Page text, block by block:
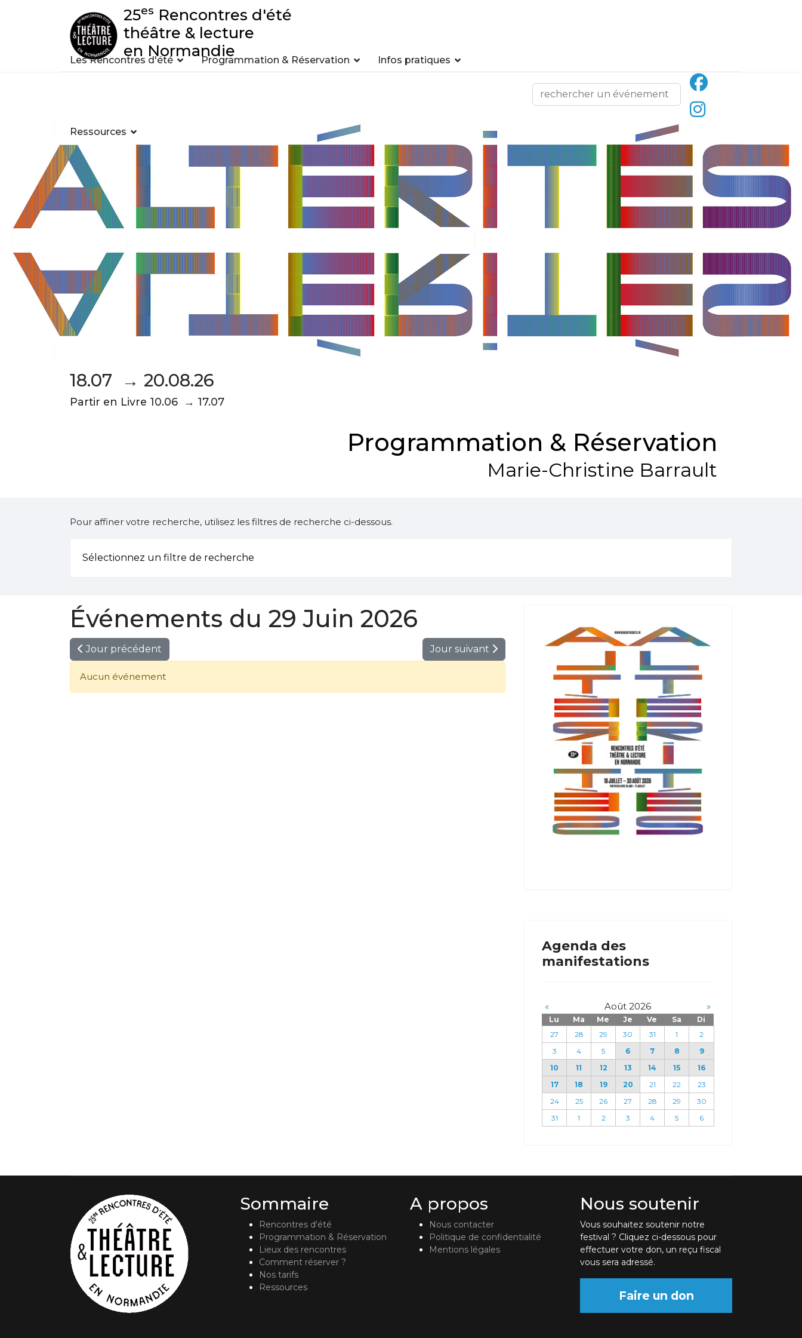
25es Rencontres d'été
théâtre & lecture
en Normandie
Les Rencontres d'été Programmation & Réservation Infos pratiques
Ressources
18.07 → 20.08.26
Partir en Livre 10.06 → 17.07
Programmation & Réservation
Marie-Christine Barrault
Pour affiner votre recherche, utilisez les filtres de recherche ci-dessous.
Sélectionnez un filtre de recherche
Événements du 29 Juin 2026
Jour précédent Jour suivant
Aucun événement
Agenda des
manifestations
« Août 2026 »
Lu Ma Me Je Ve Sa
Di
27
28 29 30 31 1
2
3
4 5 6 7 8
9
10
11 12 13 14 15
16
17
18 19 20 21 22
23
24
25 26 27 28 29
30
31
1 2 3 4 5 6
Sommaire
Rencontres d'été
Programmation & Réservation
Lieux des rencontres
Comment réserver ?
Nos tarifs
Ressources
A propos
Nous contacter
Politique de confidentialité
Mentions légales
Nous soutenir
Vous souhaitez soutenir notre
festival ? Cliquez ci-dessous pour
effectuer votre don, un reçu fiscal
vous sera adressé.
Faire un don